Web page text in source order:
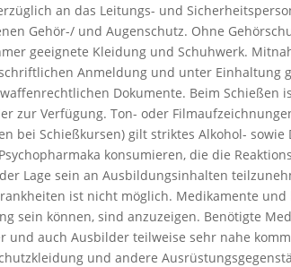
an das Leitungs- und
Gehör-/ und Augenschutz. Ohne
geeignete Kleidung und Schuhwerk.
Anmeldung und unter Einhaltung
Dokumente. Beim Schießen
zur Verfügung. Ton- oder
bei Schießkursen) gilt striktes Alkohol- sowie
konsumieren, die die
Lage sein an Ausbildungsinhalten
ist nicht möglich. Medikamente und
sein können, sind anzuzeigen. Benötigte
auch Ausbilder teilweise sehr nahe
und andere